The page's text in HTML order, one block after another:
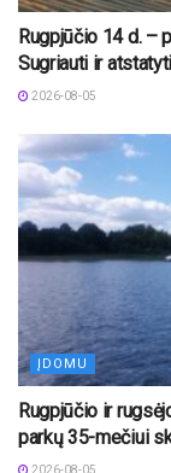
Rugpjūčio 14 d. –
Sugriauti ir
2026-08-05
ĮDOMU
Rugpjūčio ir
parkų 35-mečiui